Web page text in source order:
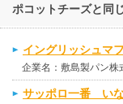
ポコットチーズと同
イングリッシュマ
企業名：敷島製パン株
サッポロ一番 い